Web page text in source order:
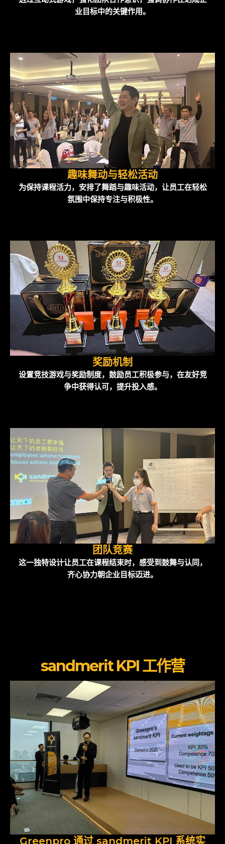
业目标中的关键作用。
趣味舞动与轻松活动
为保持课程活力，安排了舞蹈与趣味活动，让员工在轻松
氛围中保持专注与积极性。
奖励机制
设置竞技游戏与奖励制度，鼓励员工积极参与，在友好竞
争中获得认可，提升投入感。
团队竞赛
这一独特设计让员工在课程结束时，感受到鼓舞与认同，
齐心协力朝企业目标迈进。
sandmerit KPI 工作营
Greenpro 通过 sandmerit KPI 系统实